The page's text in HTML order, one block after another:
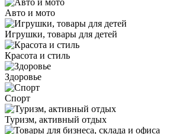
Авто и мото
Игрушки, товары для детей
Красота и стиль
Здоровье
Спорт
Туризм, активный отдых